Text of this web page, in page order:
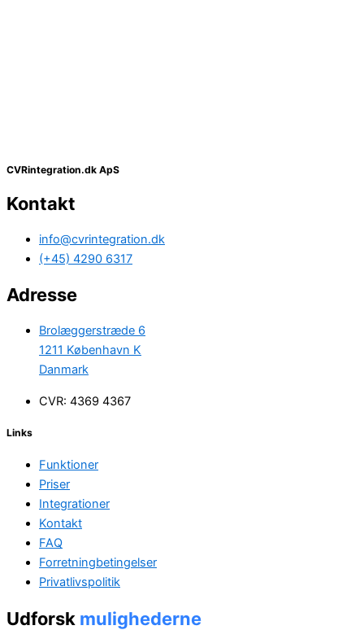
CVRintegration.dk ApS
Kontakt
info@cvrintegration.dk
(+45) 4290 6317
Adresse
Brolæggerstræde 6
1211 København K
Danmark
CVR: 4369 4367
Links
Funktioner
Priser
Integrationer
Kontakt
FAQ
Forretningbetingelser
Privatlivspolitik
Udforsk mulighederne